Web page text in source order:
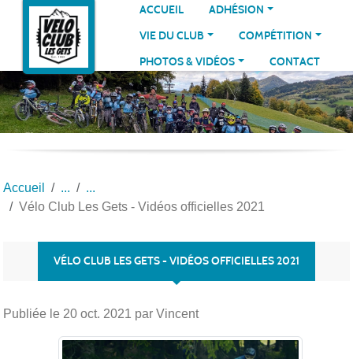
ACCUEIL
ADHÉSION
VIE DU CLUB
COMPÉTITION
PHOTOS & VIDÉOS
CONTACT
Accueil
Vélo Club Les Gets - Vidéos officielles 2021
VÉLO CLUB LES GETS - VIDÉOS OFFICIELLES 2021
Publiée le 20 oct. 2021 par Vincent
Panneau de gestion des cookies